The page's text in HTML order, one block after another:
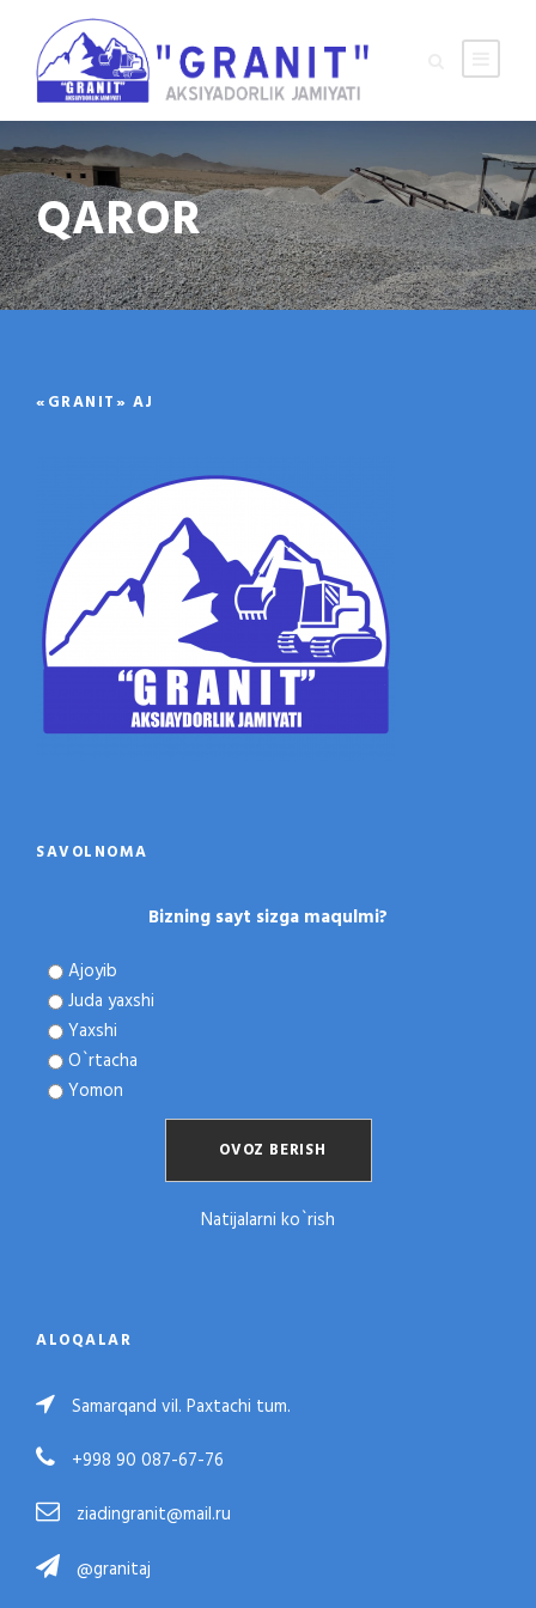
QAROR
«GRANIT» AJ
SAVOLNOMA
Bizning sayt sizga maqulmi?
Ajoyib
Juda yaxshi
Yaxshi
O`rtacha
Yomon
Natijalarni ko`rish
ALOQALAR
Samarqand vil. Paxtachi tum.
+998 90 087-67-76
ziadingranit@mail.ru
@granitaj